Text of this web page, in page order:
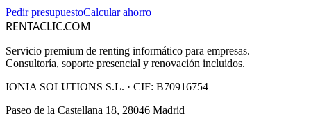
Pedir presupuestoCalcular ahorro
RENTACLIC.COM
Servicio premium de renting informático para empresas.
Consultoría, soporte presencial y renovación incluidos.
IONIA SOLUTIONS S.L. · CIF: B70916754
Paseo de la Castellana 18, 28046 Madrid